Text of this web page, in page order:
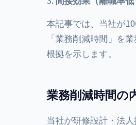
本記事では、当社が
「業務削減時間」を
根拠を示します。
業務削減時間の
当社が研修設計・法